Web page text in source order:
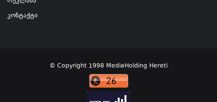
კონტაქტი
© Copyright 1998 MediaHolding Hereti